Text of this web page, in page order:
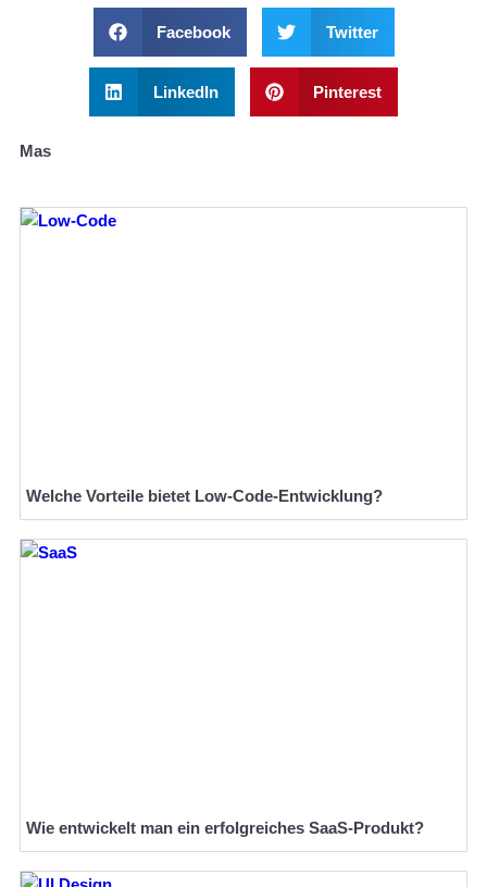
Facebook Twitter
LinkedIn Pinterest
Mas
Welche Vorteile bietet Low-Code-Entwicklung?
Wie entwickelt man ein erfolgreiches SaaS-Produkt?